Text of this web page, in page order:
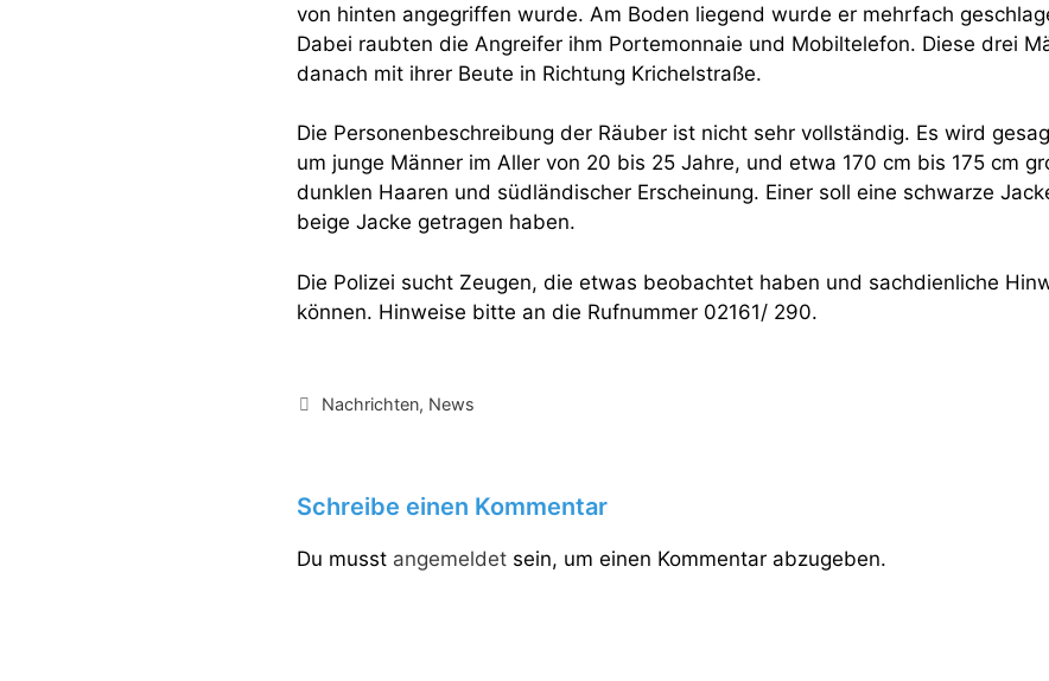
von hinten angegriffen wurde. Am Boden liegend wurde er mehrfach
Dabei raubten die Angreifer ihm Portemonnaie und Mobiltelefon. Diese drei
danach mit ihrer Beute in Richtung Krichelstraße.
Die Personenbeschreibung der Räuber ist nicht sehr vollständig. Es wird
um junge Männer im Aller von 20 bis 25 Jahre, und etwa 170 cm bis 175 cm
dunklen Haaren und südländischer Erscheinung. Einer soll eine schwarze
beige Jacke getragen haben.
Die Polizei sucht Zeugen, die etwas beobachtet haben und sachdienliche
können. Hinweise bitte an die Rufnummer 02161/ 290.
Kategorien
Nachrichten, News
Schreibe einen Kommentar
Du musst angemeldetsein, um einen Kommentar abzugeben.